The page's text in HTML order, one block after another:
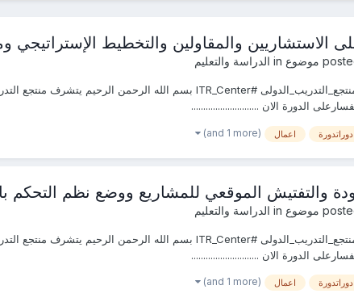
الاستشاريين والمقاولين والتخطيط الإستراتيجي
الدراسة والتعليم
الدورة الان ............................
دوراتدورة اعمال (and 1 more)
والتفتيش الموقعي للمشاريع ووضع نظم
الدراسة والتعليم
الدورة الان ............................
دوراتدورة اعمال (and 1 more)